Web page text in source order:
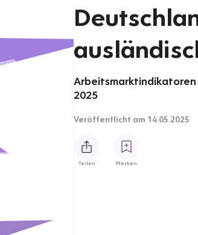
2025
Veröffentlicht am 14.05.2025
Teilen Merken